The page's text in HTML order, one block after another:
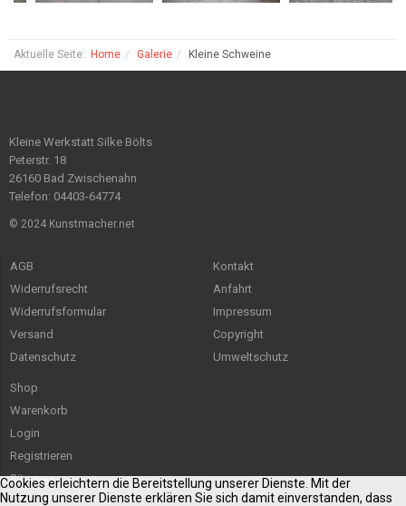
Aktuelle Seite: Home Galerie Kleine Schweine
Kleine Werkstatt Silke Bölts
Peterstr. 18
26160 Bad Zwischenahn
Telefon: 04403-64774
© 2024 Kunstmacher.net
AGB
Widerrufsrecht
Widerrufsformular
Versand
Datenschutz
Kontakt
Anfahrt
Impressum
Copyright
Umweltschutz
Shop
Warenkorb
Login
Registrieren
Sitemap
Cookies erleichtern die Bereitstellung unserer Dienste. Mit der
Nutzung unserer Dienste erklären Sie sich damit einverstanden, dass